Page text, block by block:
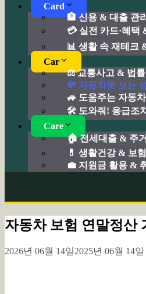
Card
🏦 신용 & 대출 관리
💳 실전 카드·혜택
📊 생활 속 재테크
Car
⚖️ 교통사고 & 법
💸 자동차로 보는
🚙 도움주는 자동
🛠️ 도와줘! 응급조치
Care
🏠 전세대출 & 주
💊 생활건강 & 보
💼 지원금 활용 &
자동차 보험 연말정산
2026년 06월 14일2025년 06월 14일